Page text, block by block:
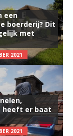
een
boerderij? Dit
met
2021
heeft er baat
2021